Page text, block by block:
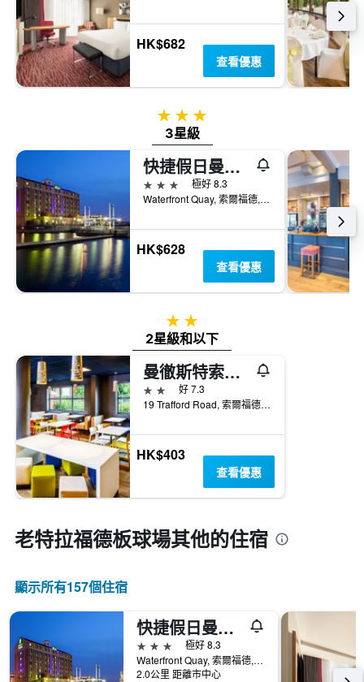
價
格
HK$682
查看優惠
3星級
3星級
快捷假日曼切斯特索爾福德碼頭酒店
3星級
極好 8.3
Waterfront Quay, 索爾福德, 英國
HK$628
查看優惠
2星級
2星級和以下
曼徹斯特索爾福德碼頭宜必思快捷酒店
2星級
好 7.3
19 Trafford Road, 索爾福德, 英國
HK$403
查看優惠
老特拉福德板球場​其他的住宿
顯示所有157​個住宿
快捷假日曼切斯特索爾福德碼頭酒店
3星級
極好 8.3
Waterfront Quay, 索爾福德, 英國
2.0公里 距離市中心